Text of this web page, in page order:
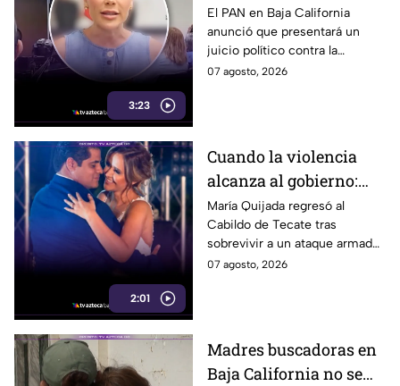
3:23
del Pilar y la fiscal de
Baja California
El PAN en Baja California
anunció que presentará un
juicio político contra la
gobernadora y la fiscal del
07 agosto, 2026
2:01
Cuando la violencia
alcanza al gobierno:
regidora de Tecate
vuelve al Cabildo tras
sobrevivir a un ataque
armado
María Quijada regresó al
Cabildo de Tecate tras
sobrevivir a un ataque armado
en el que murió su esposo y
07 agosto, 2026
Madres buscadoras en
Baja California no se